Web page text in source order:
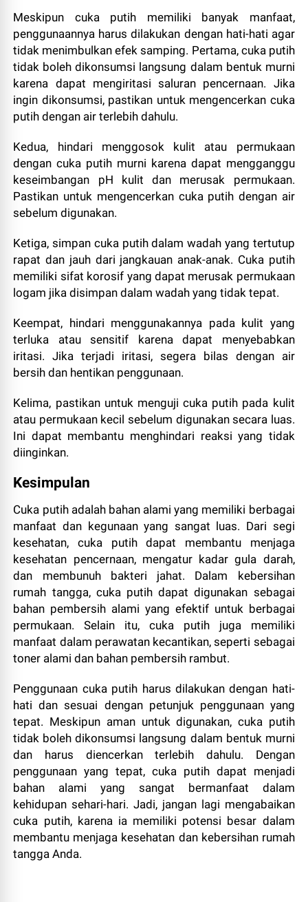
Meskipun cuka putih memiliki banyak manfaat,
penggunaannya harus dilakukan dengan hati-hati agar
tidak menimbulkan efek samping. Pertama, cuka putih
tidak boleh dikonsumsi langsung dalam bentuk murni
karena dapat mengiritasi saluran pencernaan. Jika
ingin dikonsumsi, pastikan untuk mengencerkan cuka
putih dengan air terlebih dahulu.
Kedua, hindari menggosok kulit atau permukaan
dengan cuka putih murni karena dapat mengganggu
keseimbangan pH kulit dan merusak permukaan.
Pastikan untuk mengencerkan cuka putih dengan air
sebelum digunakan.
Ketiga, simpan cuka putih dalam wadah yang tertutup
rapat dan jauh dari jangkauan anak-anak. Cuka putih
memiliki sifat korosif yang dapat merusak permukaan
logam jika disimpan dalam wadah yang tidak tepat.
Keempat, hindari menggunakannya pada kulit yang
terluka atau sensitif karena dapat menyebabkan
iritasi. Jika terjadi iritasi, segera bilas dengan air
bersih dan hentikan penggunaan.
Kelima, pastikan untuk menguji cuka putih pada kulit
atau permukaan kecil sebelum digunakan secara luas.
Ini dapat membantu menghindari reaksi yang tidak
diinginkan.
Kesimpulan
Cuka putih adalah bahan alami yang memiliki berbagai
manfaat dan kegunaan yang sangat luas. Dari segi
kesehatan, cuka putih dapat membantu menjaga
kesehatan pencernaan, mengatur kadar gula darah,
dan membunuh bakteri jahat. Dalam kebersihan
rumah tangga, cuka putih dapat digunakan sebagai
bahan pembersih alami yang efektif untuk berbagai
permukaan. Selain itu, cuka putih juga memiliki
manfaat dalam perawatan kecantikan, seperti sebagai
toner alami dan bahan pembersih rambut.
Penggunaan cuka putih harus dilakukan dengan hati-
hati dan sesuai dengan petunjuk penggunaan yang
tepat. Meskipun aman untuk digunakan, cuka putih
tidak boleh dikonsumsi langsung dalam bentuk murni
dan harus diencerkan terlebih dahulu. Dengan
penggunaan yang tepat, cuka putih dapat menjadi
bahan alami yang sangat bermanfaat dalam
kehidupan sehari-hari. Jadi, jangan lagi mengabaikan
cuka putih, karena ia memiliki potensi besar dalam
membantu menjaga kesehatan dan kebersihan rumah
tangga Anda.